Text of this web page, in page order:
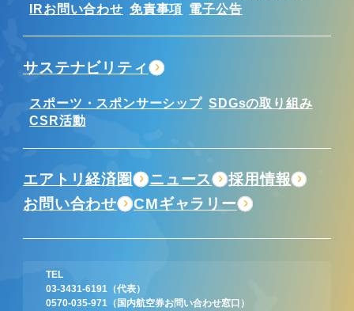
TEL
03-3431-6191
（代表）
0570-035-971
（国内航空券お問い合わせ窓口）
IRお問い合わせ 免責事項 電子公告
サステナビリティ
スポーツ・スポンサーシップ SDGsの取り組み
CSR活動
エアトリ経済圏 ニュース
採用情報
お問い合わせ
CMギャラリー